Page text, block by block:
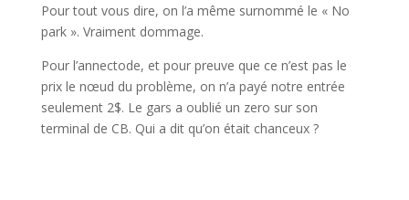
Pour tout vous dire, on l’a même surnommé le « No
park ». Vraiment dommage.
Pour l’annectode, et pour preuve que ce n’est pas le
prix le nœud du problème, on n’a payé notre entrée
seulement 2$. Le gars a oublié un zero sur son
terminal de CB. Qui a dit qu’on était chanceux ?